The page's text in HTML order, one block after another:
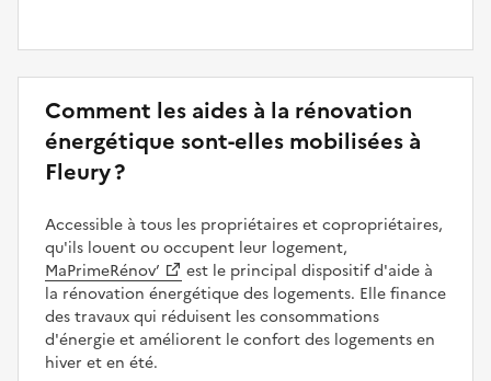
Comment les aides à la rénovation
énergétique sont-elles mobilisées à
Fleury ?
Accessible à tous les propriétaires et copropriétaires,
qu'ils louent ou occupent leur logement,
MaPrimeRénov’
est le principal dispositif d'aide à
la rénovation énergétique des logements. Elle finance
des travaux qui réduisent les consommations
d'énergie et améliorent le confort des logements en
hiver et en été.